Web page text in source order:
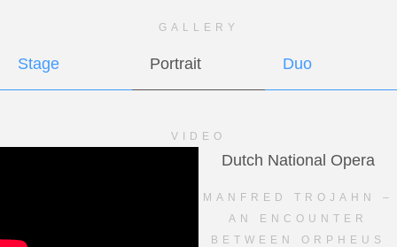
GALLERY
Stage Portrait Duo
VIDEO
Dutch National Opera
MANFRED TROJAHN –
AN ENCOUNTER
BETWEEN ORPHEUS